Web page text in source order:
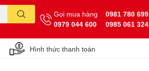
Gọi mua hàng
0979 044 600
0981 780 699
0985 061 324
Hình thức thanh toán